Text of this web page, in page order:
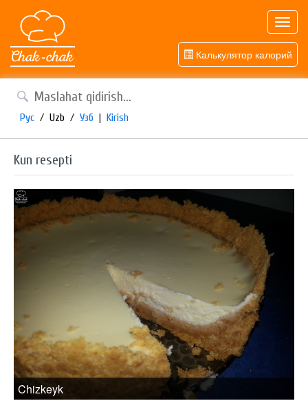
Калькулятор калорий
Рус / Uzb / Узб | Kirish
Kun resepti
Chizkeyk